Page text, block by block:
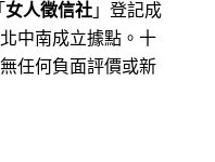
女人徵信社 」登記成
中南成立據點。十
任何負面評價或新